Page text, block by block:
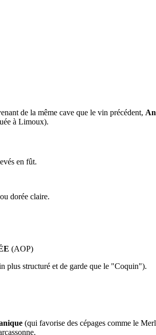
de la même cave que le vin précédent,
à Limoux).
en fût.
dorée claire.
(AOP)
plus structuré et de garde que le "Coquin").
(qui favorise des cépages comme le